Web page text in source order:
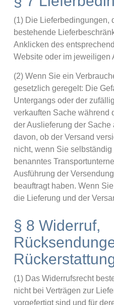
(1) Die Lieferbedingungen,
bestehende
Anklicken des
Website oder im jeweiligen
(2) Wenn Sie ein
gesetzlich geregelt: Die
Untergangs oder der
verkauften Sache während
der Auslieferung der
davon, ob der Versand
nicht, wenn Sie
benanntes
Ausführung der
beauftragt haben. Wenn
die Lieferung und der
§ 8 Widerruf,
(1) Das Widerrufsrecht
nicht bei Verträgen zur
vorgefertigt sind und für